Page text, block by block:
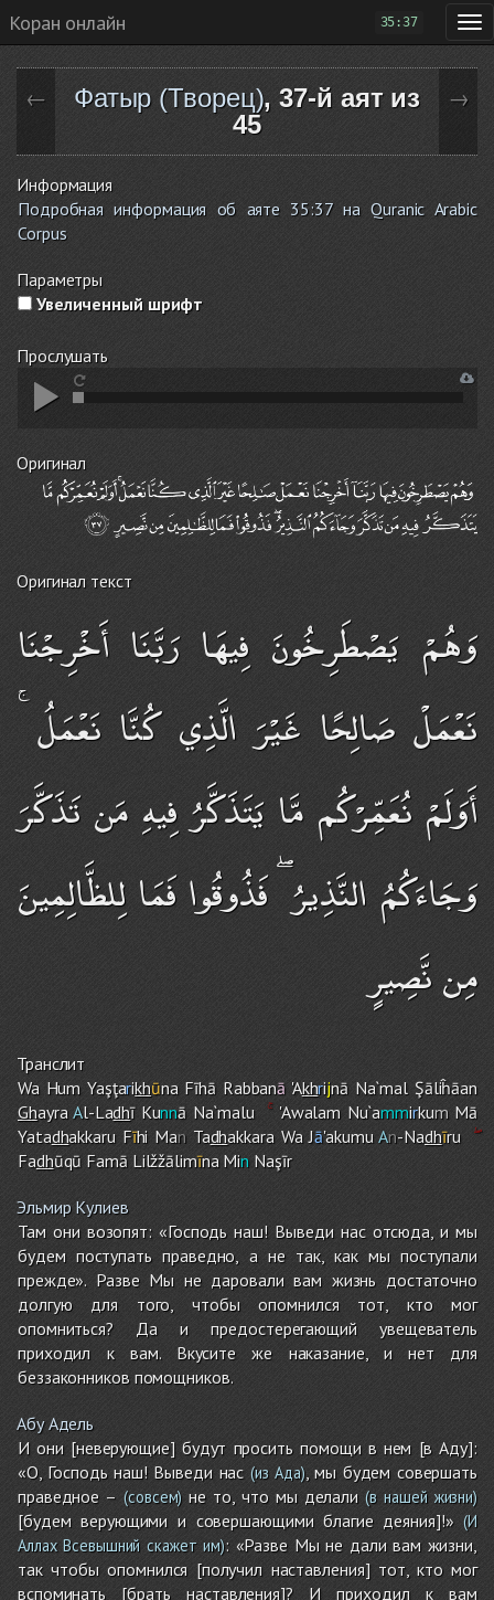
Коран онлайн 35:37
← Фатыр (Творец), 37-й аят из
45
→
Информация
Подробная информация об аяте 35:37 на Quranic Arabic
Corpus
Параметры
Увеличенный шрифт
Прослушать
Оригинал
Оригинал текст
وَهُمْ يَصْطَرِخُونَ فِيهَا رَبَّنَا أَخْرِجْنَا
نَعْمَلْ صَالِحًا غَيْرَ الَّذِي كُنَّا نَعْمَلُ ۚ
أَوَلَمْ نُعَمِّرْكُم مَّا يَتَذَكَّرُ فِيهِ مَن تَذَكَّرَ
وَجَاءَكُمُ النَّذِيرُ ۖ فَذُوقُوا فَمَا لِلظَّالِمِينَ
مِن نَّصِيرٍ
Транслит
Wa Hum Yaşţarikhūna Fīhā Rabbanā 'Akhrijnā Na`mal Şāliĥāan
GhayraAl-Ladhī Kunnā Na`malu 'Awalam Nu`ammirkumMā
Yatadhakkaru Fīhi ManTadhakkara Wa Jā'akumuAn-Nadhīru
Fadhūqū Famā Lilžžālimīna Min Naşīr
Эльмир Кулиев
Там они возопят: «Господь наш! Выведи нас отсюда, и мы
будем поступать праведно, а не так, как мы поступали
прежде». Разве Мы не даровали вам жизнь достаточно
долгую для того, чтобы опомнился тот, кто мог
опомниться? Да и предостерегающий увещеватель
приходил к вам. Вкусите же наказание, и нет для
беззаконников помощников.
Абу Адель
И они [неверующие] будут просить помощи в нем [в Аду]:
«О, Господь наш! Выведи нас (из Ада), мы будем совершать
праведное – (совсем) не то, что мы делали (в нашей жизни)
[будем верующими и совершающими благие деяния]!»(И
Аллах Всевышний скажет им): «Разве Мы не дали вам жизни,
так чтобы опомнился [получил наставления] тот, кто мог
вспоминать [брать наставления]? И приходил к вам